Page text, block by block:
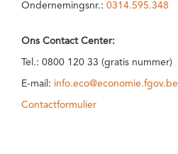
Ondernemingsnr.: 0314.595.348
Ons Contact Center:
Tel.: 0800 120 33 (gratis nummer)
E-mail: info.eco@economie.fgov.be
Contactformulier